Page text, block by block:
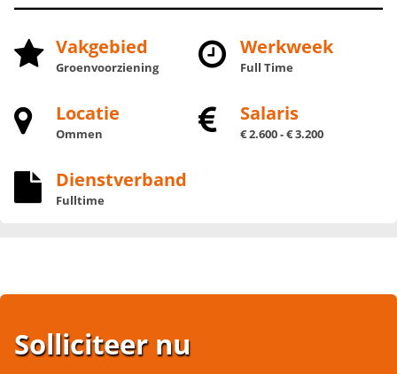
Vakgebied
Groenvoorziening
Werkweek
Full Time
Locatie
Ommen
Salaris
€ 2.600 - € 3.200
Dienstverband
Fulltime
Solliciteer nu